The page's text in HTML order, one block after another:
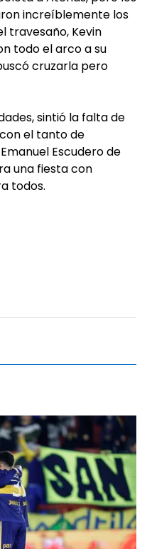
increíblemente los
travesaño, Kevin
todo el arco a su
cruzarla pero
sintió la falta de
el tanto de
Escudero de
una fiesta con
todos.